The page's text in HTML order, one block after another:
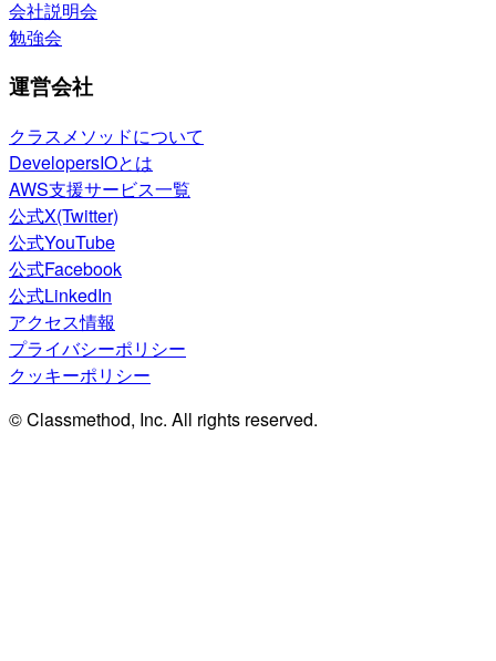
会社説明会
勉強会
運営会社
クラスメソッドについて
DevelopersIOとは
AWS支援サービス一覧
公式X(Twitter)
公式YouTube
公式Facebook
公式LinkedIn
アクセス情報
プライバシーポリシー
クッキーポリシー
© Classmethod, Inc. All rights reserved.